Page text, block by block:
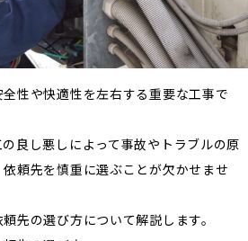
性や快適性を左右する重要な工事で
良し悪しによって事故やトラブルの原
頼先を慎重に選ぶことが欠かせませ
先の選び方について解説します。